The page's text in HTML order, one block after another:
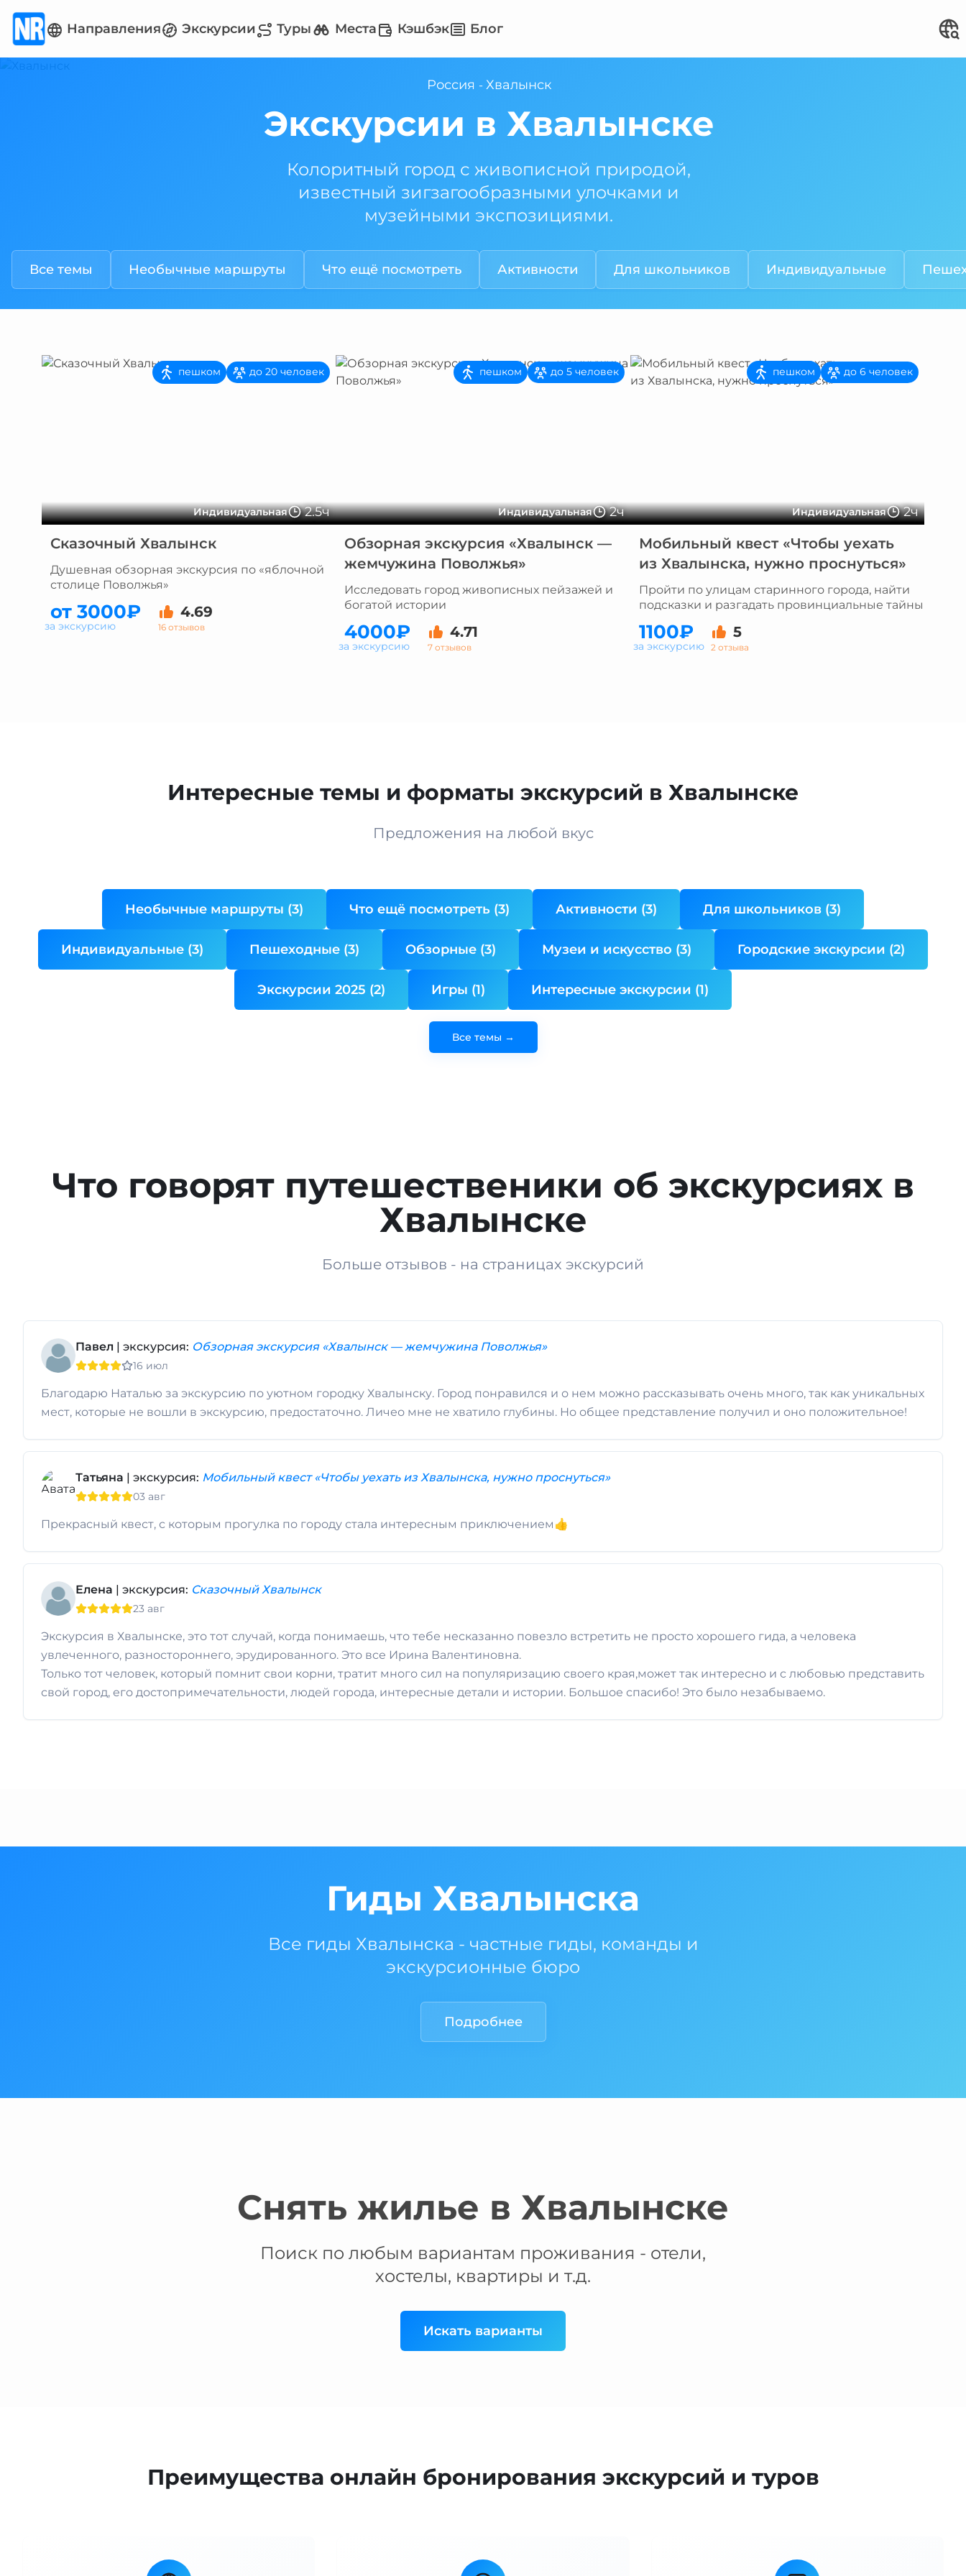
Направления Экскурсии Туры Места Кэшбэк Блог
Россия - Хвалынск
Экскурсии в Хвалынске
Колоритный город с живописной природой,
известный зигзагообразными улочками и
музейными экспозициями.
Все темы Необычные маршруты Что ещё посмотреть Активности Для школьников Индивидуальные
Индивидуальная 2.5ч
пешком до 20 человек
Сказочный Хвалынск
Душевная обзорная экскурсия по «яблочной
столице Поволжья»
от 3000₽ 4.69
16 отзывов
за экскурсию
Индивидуальная 2ч
пешком до 5 человек
Обзорная экскурсия «Хвалынск —
жемчужина Поволжья»
Исследовать город живописных пейзажей и
богатой истории
4000₽ 4.71
7 отзывов
за экскурсию
Индивидуальная 2ч
пешком до 6 человек
Мобильный квест «Чтобы уехать
из Хвалынска, нужно проснуться»
Пройти по улицам старинного города, найти
подсказки и разгадать провинциальные тайны
1100₽ 5
2 отзыва
за экскурсию
Интересные темы и форматы экскурсий в Хвалынске
Предложения на любой вкус
Необычные маршруты (3) Что ещё посмотреть (3) Активности (3) Для школьников (3)
Индивидуальные (3) Пешеходные (3) Обзорные (3) Музеи и искусство (3) Городские экскурсии (2)
Экскурсии 2025 (2) Игры (1) Интересные экскурсии (1)
Все темы →
Что говорят путешественики об экскурсиях в
Хвалынске
Больше отзывов - на страницах экскурсий
Павел | экскурсия: Обзорная экскурсия «Хвалынск — жемчужина Поволжья»
16 июл
Благодарю Наталью за экскурсию по уютном городку Хвалынску. Город понравился и о нем можно рассказывать очень много, так как уникальных
мест, которые не вошли в экскурсию, предостаточно. Личео мне не хватило глубины. Но общее представление получил и оно положительное!
Татьяна | экскурсия: Мобильный квест «Чтобы уехать из Хвалынска, нужно проснуться»
03 авг
Прекрасный квест, с которым прогулка по городу стала интересным приключением👍
Елена | экскурсия: Сказочный Хвалынск
23 авг
Экскурсия в Хвалынске, это тот случай, когда понимаешь, что тебе несказанно повезло встретить не просто хорошего гида, а человека
увлеченного, разностороннего, эрудированного. Это все Ирина Валентиновна.
Только тот человек, который помнит свои корни, тратит много сил на популяризацию своего края,может так интересно и с любовью представить
свой город, его достопримечательности, людей города, интересные детали и истории. Большое спасибо! Это было незабываемо.
Гиды Хвалынска
Все гиды Хвалынска - частные гиды, команды и
экскурсионные бюро
Подробнее
Снять жилье в Хвалынске
Поиск по любым вариантам проживания - отели,
хостелы, квартиры и т.д.
Искать варианты
Преимущества онлайн бронирования экскурсий и туров